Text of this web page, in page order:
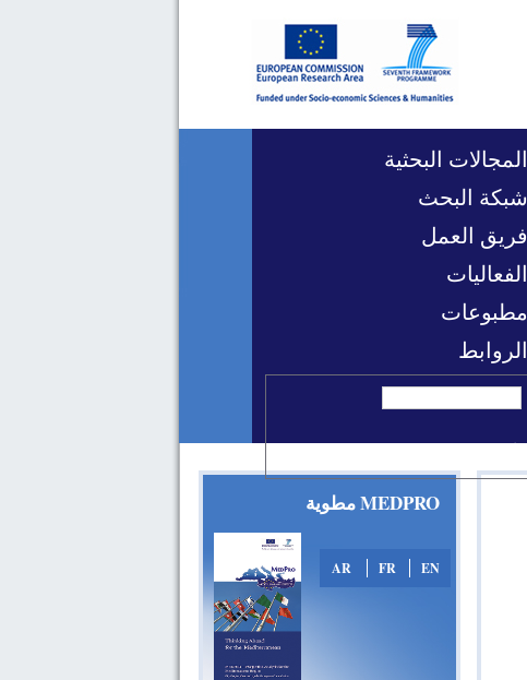
المجالات البحثية
شبكة البحث
فريق العمل
الفعاليات
مطبوعات
الروابط
MEDPRO مطوية
EN
FR
AR